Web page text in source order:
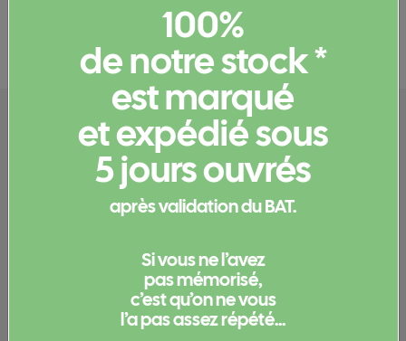
Documents et certificats
Configurez votre
produit
vous connecterpour pouvoir obtenir un devis
Votre commande
100%
de notre stock *
est marqué
et expédié sous
5 jours ouvrés
après validation du BAT.
Si vous ne l’avez
pas mémorisé,
c’est qu’on ne vous
l’a pas assez répété...